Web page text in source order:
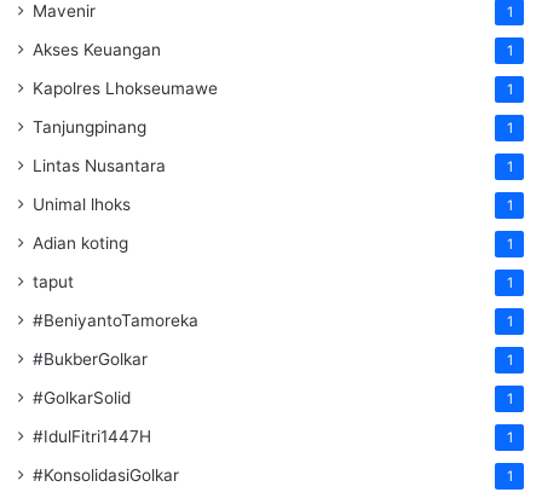
Mavenir 1
Akses Keuangan 1
Kapolres Lhokseumawe 1
Tanjungpinang 1
Lintas Nusantara 1
Unimal lhoks 1
Adian koting 1
taput 1
#BeniyantoTamoreka 1
#BukberGolkar 1
#GolkarSolid 1
#IdulFitri1447H 1
#KonsolidasiGolkar 1